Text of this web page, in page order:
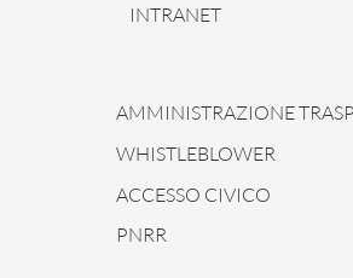
INTRANET
AMMINISTRAZIONE
WHISTLEBLOWER
ACCESSO CIVICO
PNRR